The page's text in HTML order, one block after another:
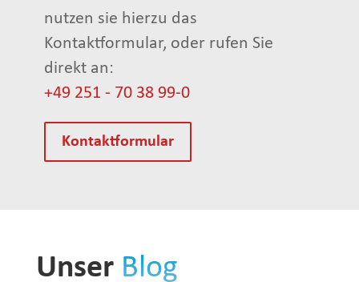
nutzen sie hierzu das
Kontaktformular, oder rufen Sie
direkt an:
+49 251 - 70 38 99-0
Kontaktformular
Unser Blog